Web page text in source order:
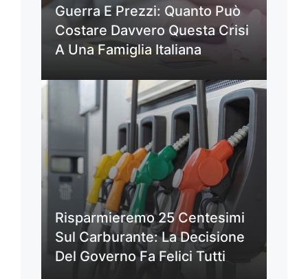
Guerra E Prezzi: Quanto Può
Costare Davvero Questa Crisi
A Una Famiglia Italiana
Risparmieremo 25 Centesimi
Sul Carburante: La Decisione
Del Governo Fa Felici Tutti